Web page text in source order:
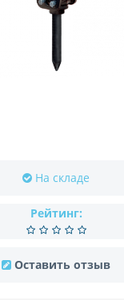
На складе
Рейтинг:
Оставить отзыв